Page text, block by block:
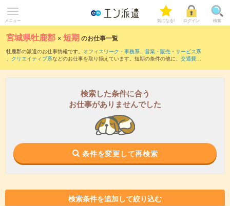
メニュー 気になる! ログイン 検索
宮城県牡鹿郡 ×短期のお仕事一覧
牡鹿郡の派遣のお仕事情報です。 オフィスワーク・事務系、 営業・販売・サービス系
、 クリエイティブ系などのお仕事を取り揃えています。短期の条件の他に、 交通費別
検索した条件に合う
お仕事がありませんでした
条件を変更して再検索
検索条件を追加して絞り込む